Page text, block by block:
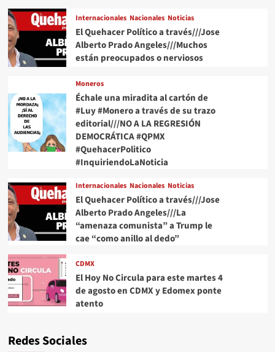
Internacionales Nacionales Noticias
El Quehacer Político a través///Jose
Alberto Prado Angeles///Muchos
están preocupados o nerviosos
Moneros
Échale una miradita al cartón de
#Luy #Monero a través de su trazo
editorial///NO A LA REGRESIÓN
DEMOCRÁTICA #QPMX
#QuehacerPolitico
#InquiriendoLaNoticia
Internacionales Nacionales Noticias
El Quehacer Político a través///Jose
Alberto Prado Angeles///La
“amenaza comunista” a Trump le
cae “como anillo al dedo”
CDMX
El Hoy No Circula para este martes 4
de agosto en CDMX y Edomex ponte
atento
Redes Sociales